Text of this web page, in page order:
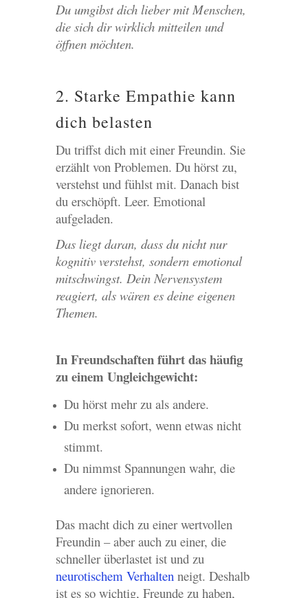
Du umgibst dich lieber mit Menschen,
die sich dir wirklich mitteilen und
öffnen möchten.
2. Starke Empathie kann
dich belasten
Du triffst dich mit einer Freundin. Sie
erzählt von Problemen. Du hörst zu,
verstehst und fühlst mit. Danach bist
du erschöpft. Leer. Emotional
aufgeladen.
Das liegt daran, dass du nicht nur
kognitiv verstehst, sondern emotional
mitschwingst. Dein Nervensystem
reagiert, als wären es deine eigenen
Themen.
In Freundschaften führt das häufig
zu einem Ungleichgewicht:
Du hörst mehr zu als andere.
Du merkst sofort, wenn etwas nicht
stimmt.
Du nimmst Spannungen wahr, die
andere ignorieren.
Das macht dich zu einer wertvollen
Freundin – aber auch zu einer, die
schneller überlastet ist und zu
neurotischem Verhaltenneigt. Deshalb
ist es so wichtig, Freunde zu haben,